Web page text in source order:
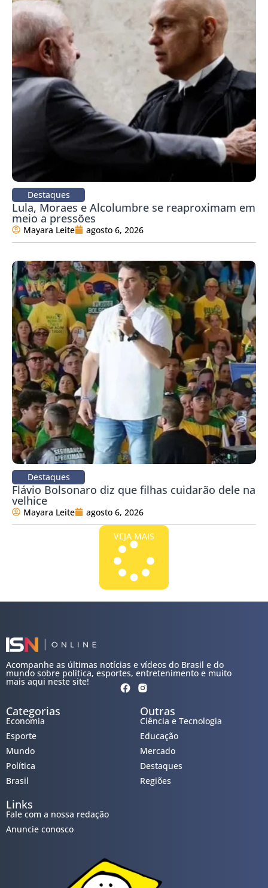
Destaques
Lula, Moraes e Alcolumbre se reaproximam em
meio a pressões
Mayara Leite agosto 6, 2026
Destaques
Flávio Bolsonaro diz que filhas cuidarão dele na
velhice
Mayara Leite agosto 6, 2026
VEJA MAIS
Acompanhe as últimas notícias e vídeos do Brasil e do
mundo sobre política, esportes, entretenimento e muito
mais aqui neste site!
Categorias
Economia
Esporte
Mundo
Política
Brasil
Outras
Ciência e Tecnologia
Educação
Mercado
Destaques
Regiões
Links
Fale com a nossa redação
Anuncie conosco